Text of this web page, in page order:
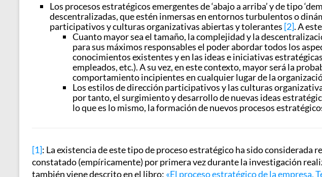
Los procesos estratégicos emergentes de ‘abajo a arriba’ y de tipo
descentralizadas, que estén inmersas en entornos turbulentos o
participativos y culturas organizativas abiertas y tolerantes [2]. A
Cuanto mayor sea el tamaño, la complejidad y la
para sus máximos responsables el poder abordar todos los
conocimientos existentes y en las ideas e iniciativas
empleados, etc.). A su vez, en este contexto, mayor será la
comportamiento incipientes en cualquier lugar de la
Los estilos de dirección participativos y las culturas
por tanto, el surgimiento y desarrollo de nuevas ideas
lo que es lo mismo, la formación de nuevos procesos
[1]: La existencia de este tipo de proceso estratégico ha sido
constatado (empíricamente) por primera vez durante la investigación
también viene descrito en el libro: «El proceso estratégico de la empresa.